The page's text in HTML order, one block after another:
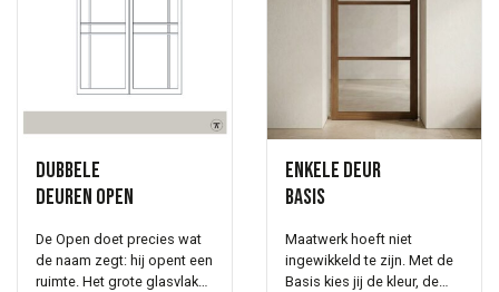
Dubbele
deuren Open
De Open doet precies wat
de naam zegt: hij opent een
ruimte. Het grote glasvlak
Enkele deur
Basis
Maatwerk hoeft niet
ingewikkeld te zijn. Met de
Basis kies jij de kleur, de